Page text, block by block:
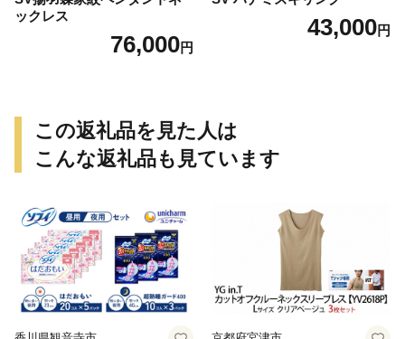
ックレス
76,000円
43,000円
この返礼品を見た人は
こんな返礼品も見ています